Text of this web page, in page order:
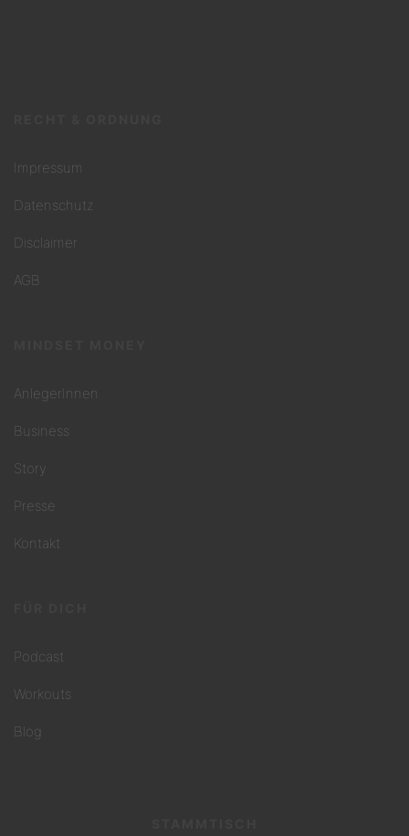
Impressum
Datenschutz
Disclaimer
AGB
AnlegerInnen
Business
Story
Presse
Kontakt
Podcast
Workouts
Blog